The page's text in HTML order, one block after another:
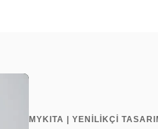
MYKITA | YENİLİKÇİ